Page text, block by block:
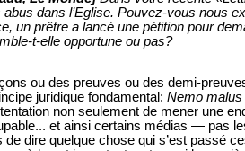
abus dans l’Eglise. Pouvez-vous nous
un prêtre a lancé une pétition pour
t-elle opportune ou pas?
ou des preuves ou des demi-
juridique fondamental: Nemo
non seulement de mener une
et ainsi certains médias — pas
de dire quelque chose qui s’est passé